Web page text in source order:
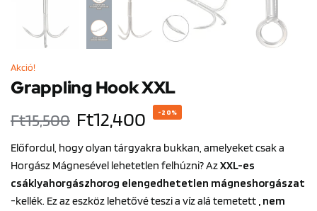
Akció!
Grappling Hook XXL
Ft15,500 Ft12,400 -20%
Előfordul, hogy olyan tárgyakra bukkan, amelyeket csak a
Horgász Mágnesével lehetetlen felhúzni? AzXXL-es
csáklyahorgászhorog elengedhetetlen mágneshorgászat
-kellék. Ez az eszköz lehetővé teszi a víz alá temetett , nem